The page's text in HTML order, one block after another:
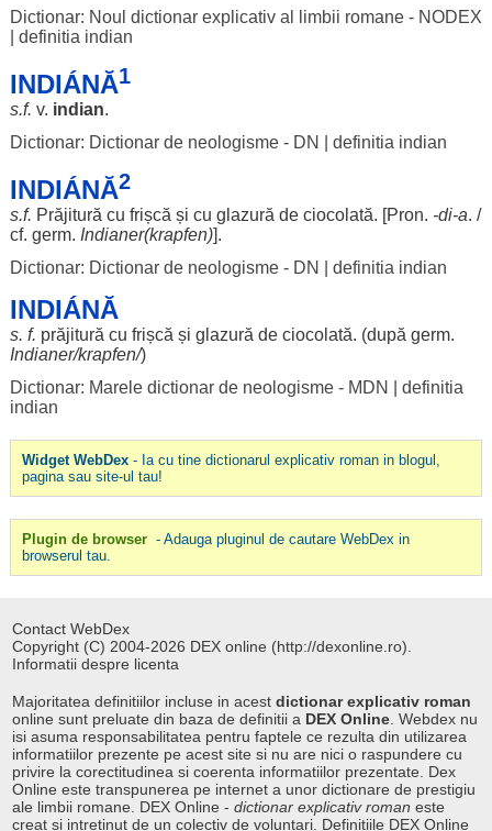
Dictionar: Noul dictionar explicativ al limbii romane - NODEX
definitia indian
INDIÁNĂ1
s.f. v. indian.
Dictionar: Dictionar de neologisme - DN
definitia indian
INDIÁNĂ2
s.f. Prăjitură cu frișcă și cu glazură de ciocolată. [Pron. -di-a. /
cf. germ. Indianer(krapfen)].
Dictionar: Dictionar de neologisme - DN
definitia indian
INDIÁNĂ
s. f. prăjitură cu frișcă și glazură de ciocolată. (după germ.
Indianer/krapfen/)
Dictionar: Marele dictionar de neologisme - MDN
definitia
indian
Widget WebDex- Ia cu tine dictionarul explicativ roman in blogul,
pagina sau site-ul tau!
Plugin de browser - Adauga pluginul de cautare WebDex in
browserul tau.
Contact WebDex
Copyright (C) 2004-2026 DEX online (http://dexonline.ro).
Informatii despre licenta
Majoritatea definitiilor incluse in acestdictionar explicativ roman
online sunt preluate din baza de definitii a DEX Online. Webdex nu
isi asuma responsabilitatea pentru faptele ce rezulta din utilizarea
informatiilor prezente pe acest site si nu are nici o raspundere cu
privire la corectitudinea si coerenta informatiilor prezentate. Dex
Online este transpunerea pe internet a unor dictionare de prestigiu
ale limbii romane. DEX Online -dictionar explicativ roman este
creat si intretinut de un colectiv de voluntari. Definitiile DEX Online